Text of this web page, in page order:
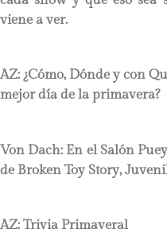
viene a ver.
AZ: ¿Cómo, Dónde y con
mejor día de la primavera?
Von Dach: En el Salón
de Broken Toy Story,
AZ: Trivia Primaveral